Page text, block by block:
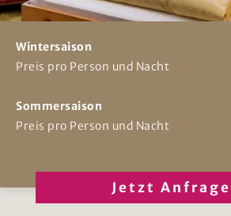
Wintersaison
Preis pro Person und Nacht
Sommersaison
Preis pro Person und Nacht
Jetzt